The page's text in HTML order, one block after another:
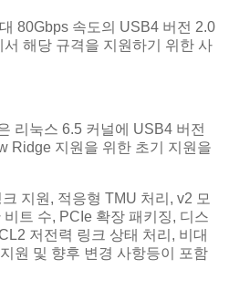
80Gbps 속도의 USB4 버전 2.0
해당 규격을 지원하기 위한 사
리눅스 6.5 커널에 USB4 버전
Ridge 지원을 위한 초기 지원을
지원, 적응형 TMU 처리, v2 모
트 수, PCIe 확장 패키징, 디스
저전력 링크 상태 처리, 비대
원 및 향후 변경 사항등이 포함